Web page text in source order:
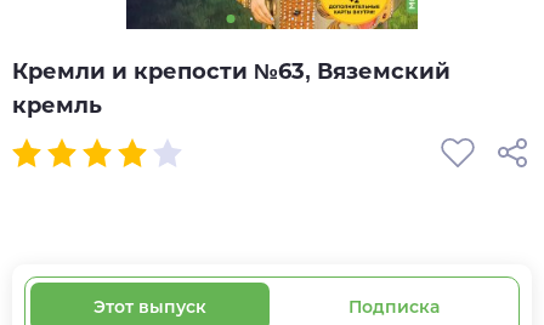
Кремли и крепости №63, Вяземский
кремль
Этот выпуск Подписка